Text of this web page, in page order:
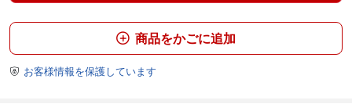
 商品をかごに追加
 お客様情報を保護しています